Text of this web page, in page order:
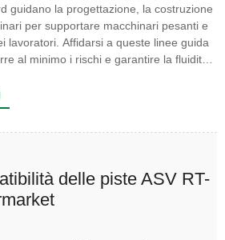
guidano la progettazione, la costruzione
per supportare macchinari pesanti e
lavoratori. Affidarsi a queste linee guida
al minimo i rischi e garantire la fluidità
delle piste ASV RT-